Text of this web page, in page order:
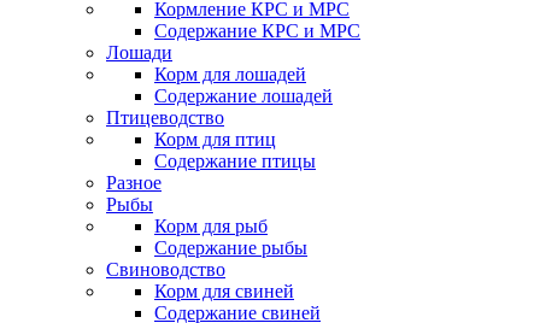
Кормление КРС и МРС
Содержание КРС и МРС
Лошади
Корм для лошадей
Содержание лошадей
Птицеводство
Корм для птиц
Содержание птицы
Разное
Рыбы
Корм для рыб
Содержание рыбы
Свиноводство
Корм для свиней
Содержание свиней